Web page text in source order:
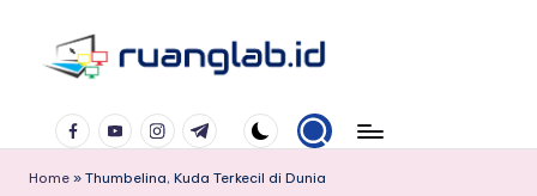
Klik
Banyak
Manfaat
FacebookYouTubeInstagramTelegram
Home » Thumbelina, Kuda Terkecil di Dunia